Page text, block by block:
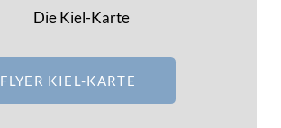
Die Kiel-Karte
FLYER KIEL-KARTE